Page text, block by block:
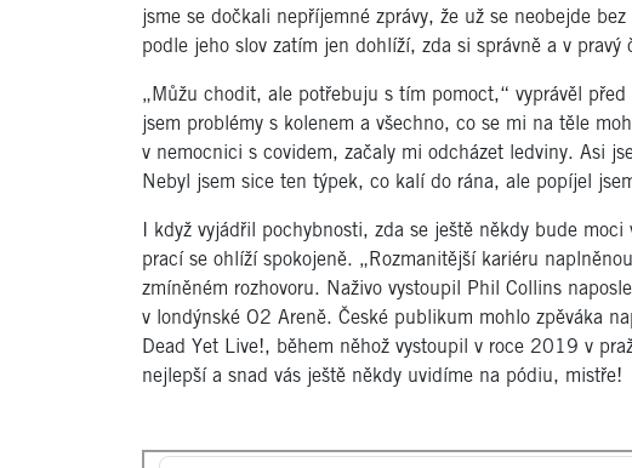
jsme se dočkali nepříjemné zprávy, že už se neobejde
podle jeho slov zatím jen dohlíží, zda si správně a v pravý
„Můžu chodit, ale potřebuju s tím pomoct,“ vyprávěl před
jsem problémy s kolenem a všechno, co se mi na těle
v nemocnici s covidem, začaly mi odcházet ledviny. Asi
Nebyl jsem sice ten týpek, co kalí do rána, ale popíjel
I když vyjádřil pochybnosti, zda se ještě někdy bude
prací se ohlíží spokojeně. „Rozmanitější kariéru
zmíněném rozhovoru. Naživo vystoupil Phil Collins
v londýnské O2 Areně. České publikum mohlo zpěváka
Dead Yet Live!, během něhož vystoupil v roce 2019 v
nejlepší a snad vás ještě někdy uvidíme na pódiu, mistře!